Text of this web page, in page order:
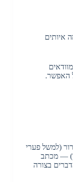
איותים
האפשר.
(למשל פערי
— מכתב
בצורה